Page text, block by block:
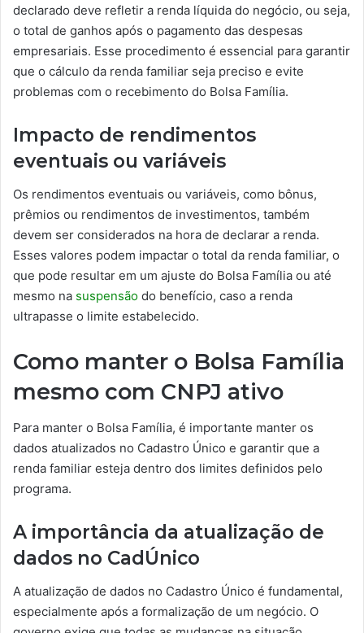
declarado deve refletir a renda líquida do negócio, ou seja,
o total de ganhos após o pagamento das despesas
empresariais. Esse procedimento é essencial para garantir
que o cálculo da renda familiar seja preciso e evite
problemas com o recebimento do Bolsa Família.
Impacto de rendimentos
eventuais ou variáveis
Os rendimentos eventuais ou variáveis, como bônus,
prêmios ou rendimentos de investimentos, também
devem ser considerados na hora de declarar a renda.
Esses valores podem impactar o total da renda familiar, o
que pode resultar em um ajuste do Bolsa Família ou até
mesmo na suspensão do benefício, caso a renda
ultrapasse o limite estabelecido.
Como manter o Bolsa Família
mesmo com CNPJ ativo
Para manter o Bolsa Família, é importante manter os
dados atualizados no Cadastro Único e garantir que a
renda familiar esteja dentro dos limites definidos pelo
programa.
A importância da atualização de
dados no CadÚnico
A atualização de dados no Cadastro Único é fundamental,
especialmente após a formalização de um negócio. O